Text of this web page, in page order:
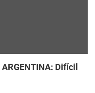
ARGENTINA: Difícil